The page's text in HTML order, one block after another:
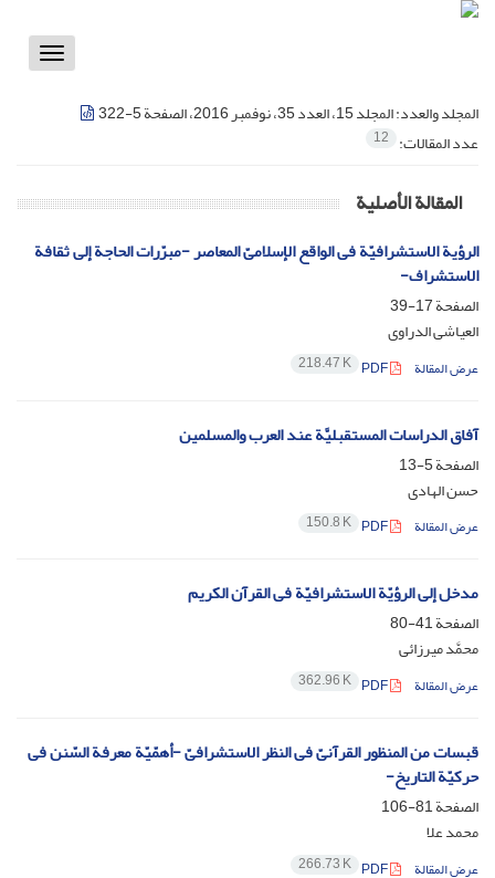
Toggle
المجلد والعدد:المجلد 15، العدد 35، نوفمبر 2016، الصفحة 5-322
عدد المقالات: 12
المقالة الأصلية
الرؤیة الاستشرافیّة فی الواقع الإسلامیّ المعاصر -مبرّرات الحاجة إلى ثقافة
الاستشراف-
الصفحة17-39
العیاشی الدراوی
عرض المقالة 218.47 K
آفاق الدراسات المستقبلیَّة عند العرب والمسلمین
الصفحة5-13
حسن الهادی
عرض المقالة 150.8 K
مدخل إلى الرؤیّة الاستشرافیّة فی القرآن الکریم
الصفحة41-80
محمَّد میرزائی
عرض المقالة 362.96 K
قبسات من المنظور القرآنیّ فی النظر الاستشرافیّ -أهمّیّة معرفة السّنن فی
حرکیّة التاریخ-
الصفحة81-106
محمد علا
عرض المقالة 266.73 K